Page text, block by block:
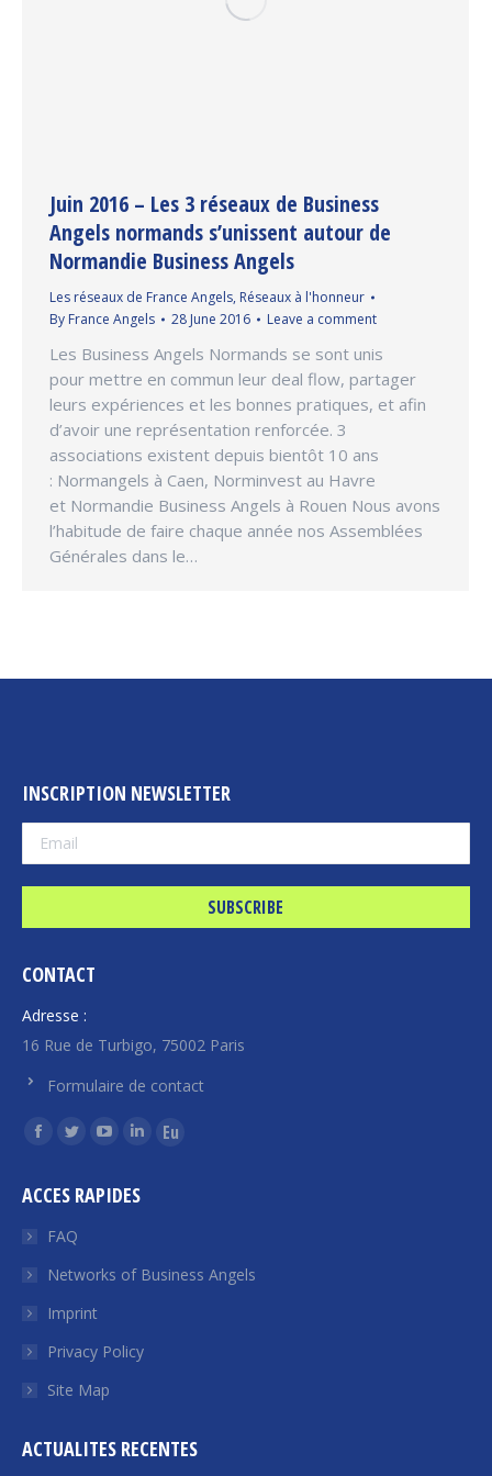
Juin 2016 – Les 3 réseaux de Business
Angels normands s’unissent autour de
Normandie Business Angels
Les réseaux de France Angels, Réseaux à l'honneur
By France Angels 28 June 2016 Leave a comment
Les Business Angels Normands se sont unis
pour mettre en commun leur deal flow, partager
leurs expériences et les bonnes pratiques, et afin
d’avoir une représentation renforcée. 3
associations existent depuis bientôt 10 ans
: Normangels à Caen, Norminvest au Havre
et Normandie Business Angels à Rouen Nous avons
l’habitude de faire chaque année nos Assemblées
Générales dans le…
INSCRIPTION NEWSLETTER
CONTACT
Adresse :
16 Rue de Turbigo, 75002 Paris
Formulaire de contact
Find us on:
Facebook
opens
window
Twitter
opens
in
window
YouTube
opens
window
Linkedin
opens
window
Euroquity
window
ACCES RAPIDES
FAQ
Networks of Business Angels
Imprint
Privacy Policy
Site Map
ACTUALITES RECENTES